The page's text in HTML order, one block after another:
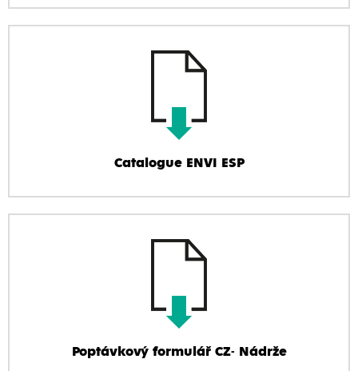
Catalogue ENVI ESP
Poptávkový formulář CZ- Nádrže